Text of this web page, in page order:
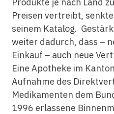
Preisen vertreibt,
seinem Katalog.
weiter dadurch, dass –
Einkauf – auch neue
Eine Apotheke im
Aufnahme des
Medikamenten dem
1996 erlassene